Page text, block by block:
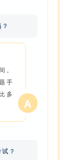
。
手
多
A
？